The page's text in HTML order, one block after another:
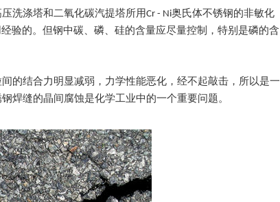
洗涤塔和二氧化碳汽提塔所用Cr - Ni奥氏体不锈钢的非敏化
验的。但钢中碳、磷、硅的含量应尽量控制，特别是磷的含
的结合力明显减弱，力学性能恶化，经不起敲击，所以是一
焊缝的晶间腐蚀是化学工业中的一个重要问题。